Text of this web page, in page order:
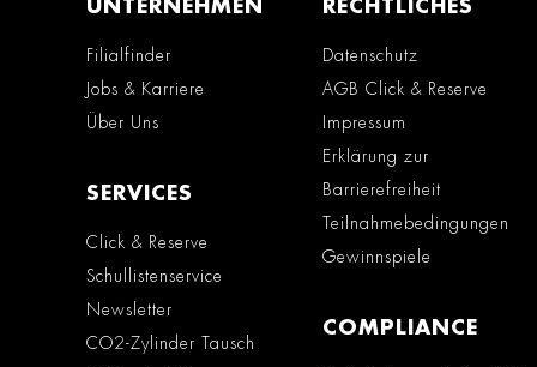
UNTERNEHMEN
Filialfinder
Jobs & Karriere
Über Uns
SERVICES
Click & Reserve
Schullistenservice
Newsletter
CO2-Zylinder Tausch
RECHTLICHES
Datenschutz
AGB Click & Reserve
Impressum
Erklärung zur
Barrierefreiheit
Teilnahmebedingungen
Gewinnspiele
COMPLIANCE